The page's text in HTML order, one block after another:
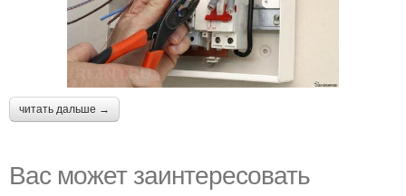
читать дальше →
Вас может заинтересовать